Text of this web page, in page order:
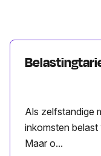
Als zelfstandige
inkomsten
Maar o...